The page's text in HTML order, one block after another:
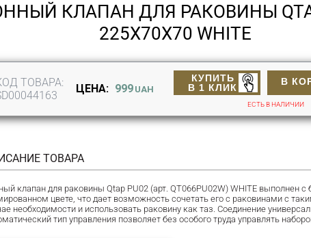
КЛАПАН ДЛЯ РАКОВИНЫ
225Х70Х70 WHITE
ТОВАРА:
ЦЕНА: 999 UAH
В
КУПИТЬ
В 1 КЛИК
ЕСТЬ В НАЛИЧИИ
ТОВАРА
клапан для раковины Qtap PU02 (арт. QT066PU02W) WHITE выполнен
цвете, что дает возможность сочетать его с раковинами с
необходимости и использовать раковину как таз. Соединение
тип управления позволяет без особого труда управлять